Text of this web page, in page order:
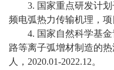
活
3. 国家重点研发计
频电弧热力传输机理，项
4. 国家自然科学基
路等离子弧增材制造的
人， 2020.01-2022.12。